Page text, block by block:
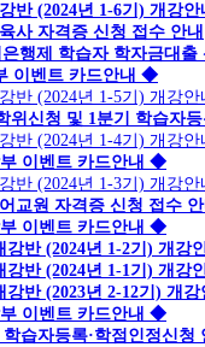
반 (2024년 1-6기) 개강안
사 자격증 신청 접수 안내
행제 학습자 학자금대출
이벤트 카드안내 ◆
반 (2024년 1-5기) 개강안
위신청 및 1분기 학습자
반 (2024년 1-4기) 개강안
이벤트 카드안내 ◆
반 (2024년 1-3기) 개강안
교원 자격증 신청 접수
이벤트 카드안내 ◆
강반 (2024년 1-2기) 개강
강반 (2024년 1-1기) 개강
강반 (2023년 2-12기) 개강
이벤트 카드안내 ◆
습자등록·학점인정신청